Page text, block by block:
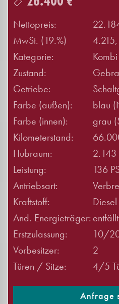
Nettopreis:
MwSt. (19.%)
Kategorie:
Kombi
Zustand:
Getriebe:
Farbe (außen):
blau
Farbe (innen):
grau
Kilometerstand:
Hubraum:
2.143
Leistung:
136
Antriebsart:
Kraftstoff:
Diesel
And. Energieträger: entfällt
Erstzulassung:
10/
Vorbesitzer:
2
Türen / Sitze:
4/5
Anfrage